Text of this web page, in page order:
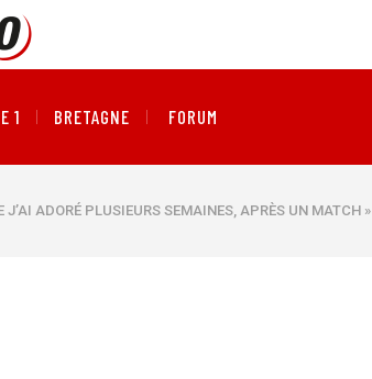
1 BRETAGNE FORUM
ADORÉ PLUSIEURS SEMAINES, APRÈS UN MATCH »